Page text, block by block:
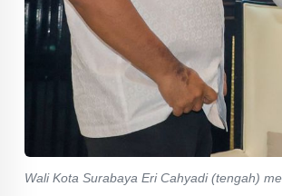
Wali Kota Surabaya Eri Cahyadi (tengah)